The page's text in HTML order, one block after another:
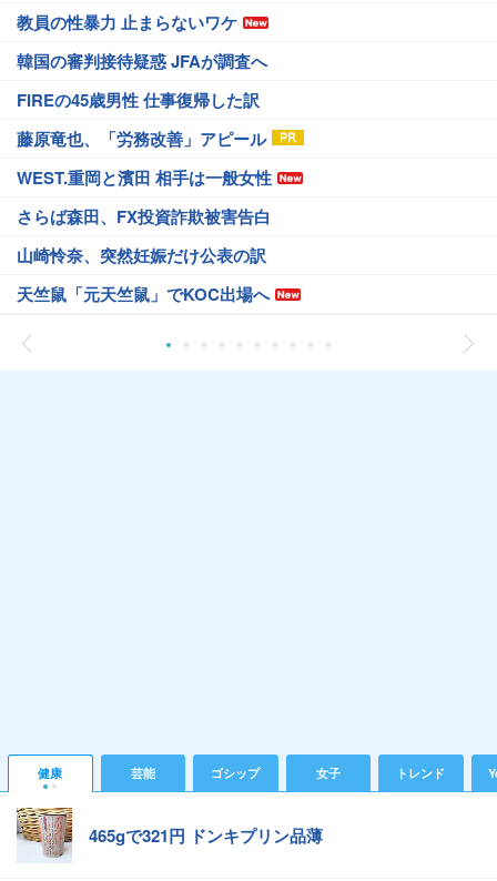
教員の性暴力 止まらないワケ
韓国の審判接待疑惑 JFAが調査へ
FIREの45歳男性 仕事復帰した訳
藤原竜也、「労務改善」アピール
WEST.重岡と濱田 相手は一般女性
さらば森田、FX投資詐欺被害告白
山崎怜奈、突然妊娠だけ公表の訳
天竺鼠「元天竺鼠」でKOC出場へ
健康 芸能 ゴシップ 女子 トレンド
465gで321円 ドンキプリン品薄